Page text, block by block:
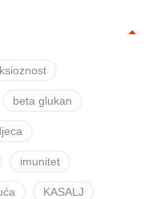
beta glukan
imunitet
KASALJ